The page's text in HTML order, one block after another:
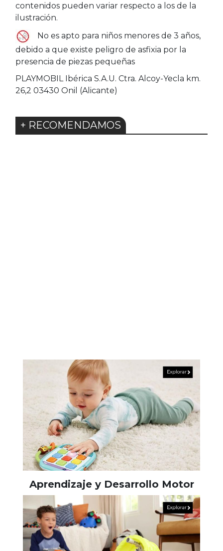
contenidos pueden variar respecto a los de la
ilustración.
No es apto para niños menores de 3 años,
debido a que existe peligro de asfixia por la
presencia de piezas pequeñas
PLAYMOBIL Ibérica S.A.U. Ctra. Alcoy-Yecla km.
26,2 03430 Onil (Alicante)
+ RECOMENDAMOS
Aprendizaje y Desarrollo Motor